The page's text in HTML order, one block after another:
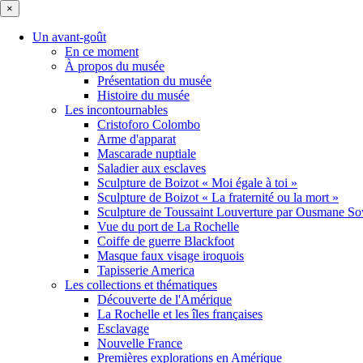
×
Un avant-goût
En ce moment
À propos du musée
Présentation du musée
Histoire du musée
Les incontournables
Cristoforo Colombo
Arme d'apparat
Mascarade nuptiale
Saladier aux esclaves
Sculpture de Boizot « Moi égale à toi »
Sculpture de Boizot « La fraternité ou la mort »
Sculpture de Toussaint Louverture par Ousmane
Vue du port de La Rochelle
Coiffe de guerre Blackfoot
Masque faux visage iroquois
Tapisserie America
Les collections et thématiques
Découverte de l'Amérique
La Rochelle et les îles françaises
Esclavage
Nouvelle France
Premières explorations en Amérique